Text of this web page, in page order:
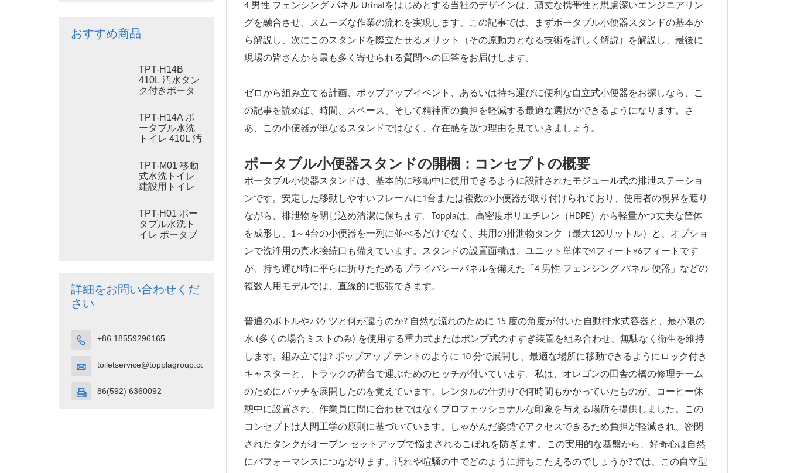
おすすめ商品
TPT-H14B
410L 汚水タン
ク付きポータ
レ スチール製
スキッド ポー
タブルトイレ
現場トイレ
TPT-H14A ポ
ータブル水洗
トイレ 410L 汚
用プラスチッ
クトイレ
TPT-M01 移動
式水洗トイレ
建設用トイレ
TPT-H01 ポー
タブル水洗ト
イレ ポータブ
詳細をお問い合わせくだ
さい
 +86 18559296165
 toiletservice@topplagroup.com
 86(592) 6360092
4 男性 フェンシング パネル Urinalをはじめとする当社のデザインは、頑丈な携帯性と思慮深いエンジニアリン
グを融合させ、スムーズな作業の流れを実現します。この記事では、まずポータブル小便器スタンドの基本か
ら解説し、次にこのスタンドを際立たせるメリット（その原動力となる技術を詳しく解説）を解説し、最後に
現場の皆さんから最も多く寄せられる質問への回答をお届けします。
ゼロから組み立てる計画、ポップアップイベント、あるいは持ち運びに便利な自立式小便器をお探しなら、こ
の記事を読めば、時間、スペース、そして精神面の負担を軽減する最適な選択ができるようになります。さ
あ、この小便器が単なるスタンドではなく、存在感を放つ理由を見ていきましょう。
ポータブル小便器スタンドの開梱：コンセプトの概要
ポータブル小便器スタンドは、基本的に移動中に使用できるように設計されたモジュール式の排泄ステーショ
ンです。安定した移動しやすいフレームに1台または複数の小便器が取り付けられており、使用者の視界を遮り
ながら、排泄物を閉じ込め清潔に保ちます。Topplaは、高密度ポリエチレン（HDPE）から軽量かつ丈夫な筐体
を成形し、1～4台の小便器を一列に並べるだけでなく、共用の排泄物タンク（最大120リットル）と、オプショ
ンで洗浄用の真水接続口も備えています。スタンドの設置面積は、ユニット単体で4フィート×6フィートです
が、持ち運び時に平らに折りたためるプライバシーパネルを備えた「4 男性 フェンシング パネル 便器」などの
複数人用モデルでは、直線的に拡張できます。
普通のボトルやバケツと何が違うのか? 自然な流れのために 15 度の角度が付いた自動排水式容器と、最小限の
水 (多くの場合ミストのみ) を使用する重力式またはポンプ式のすすぎ装置を組み合わせ、無駄なく衛生を維持
します。組み立ては? ポップアップ テントのように 10 分で展開し、最適な場所に移動できるようにロック付き
キャスターと、トラックの荷台で運ぶためのヒッチが付いています。私は、オレゴンの田舎の橋の修理チーム
のためにバッチを展開したのを覚えています。レンタルの仕切りで何時間もかかっていたものが、コーヒー休
憩中に設置され、作業員に間に合わせではなくプロフェッショナルな印象を与える場所を提供しました。この
コンセプトは人間工学の原則に基づいています。しゃがんだ姿勢でアクセスできるため負担が軽減され、密閉
されたタンクがオープン セットアップで悩まされるこぼれを防ぎます。この実用的な基盤から、好奇心は自然
にパフォーマンスにつながります。汚れや喧騒の中でどのように持ちこたえるのでしょうか?では、この自立型